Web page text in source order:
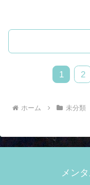
1 2
ホーム 未分類
メン